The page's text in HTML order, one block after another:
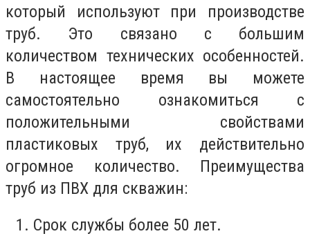
который используют при производстве
труб. Это связано с большим
количеством технических особенностей.
В настоящее время вы можете
самостоятельно ознакомиться с
положительными свойствами
пластиковых труб, их действительно
огромное количество. Преимущества
труб из ПВХ для скважин:
Срок службы более 50 лет.